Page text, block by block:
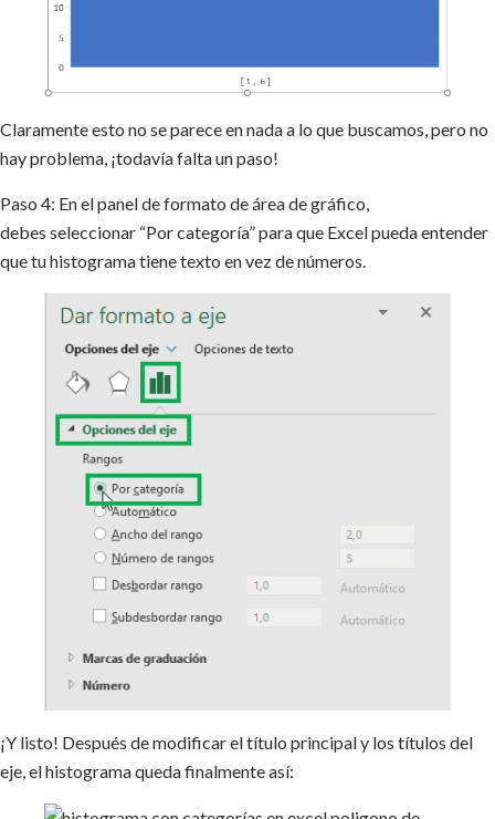
Claramente esto no se parece en nada a lo que buscamos, pero no
hay problema, ¡todavía falta un paso!
Paso 4: En el panel de formato de área de gráfico,
debes seleccionar “Por categoría” para que Excel pueda entender
que tu histograma tiene texto en vez de números.
¡Y listo! Después de modificar el título principal y los títulos del
eje, el histograma queda finalmente así: